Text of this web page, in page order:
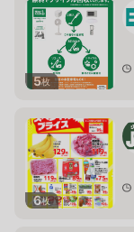
5枚
6枚